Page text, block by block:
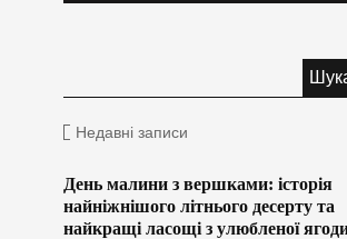
Недавні записи
День малини з вершками: історія
найніжнішого літнього десерту та
найкращі ласощі з улюбленої